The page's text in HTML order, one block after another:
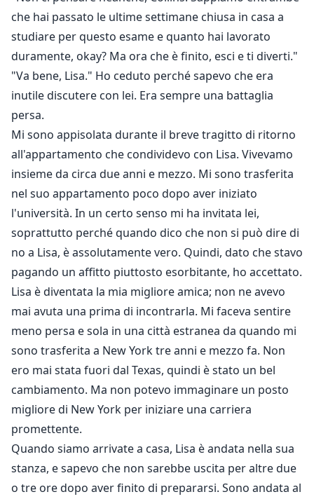
che hai passato le ultime settimane chiusa in casa a
studiare per questo esame e quanto hai lavorato
duramente, okay? Ma ora che è finito, esci e ti diverti."
"Va bene, Lisa." Ho ceduto perché sapevo che era
inutile discutere con lei. Era sempre una battaglia
persa.
Mi sono appisolata durante il breve tragitto di ritorno
all'appartamento che condividevo con Lisa. Vivevamo
insieme da circa due anni e mezzo. Mi sono trasferita
nel suo appartamento poco dopo aver iniziato
l'università. In un certo senso mi ha invitata lei,
soprattutto perché quando dico che non si può dire di
no a Lisa, è assolutamente vero. Quindi, dato che stavo
pagando un affitto piuttosto esorbitante, ho accettato.
Lisa è diventata la mia migliore amica; non ne avevo
mai avuta una prima di incontrarla. Mi faceva sentire
meno persa e sola in una città estranea da quando mi
sono trasferita a New York tre anni e mezzo fa. Non
ero mai stata fuori dal Texas, quindi è stato un bel
cambiamento. Ma non potevo immaginare un posto
migliore di New York per iniziare una carriera
promettente.
Quando siamo arrivate a casa, Lisa è andata nella sua
stanza, e sapevo che non sarebbe uscita per altre due
o tre ore dopo aver finito di prepararsi. Sono andata al